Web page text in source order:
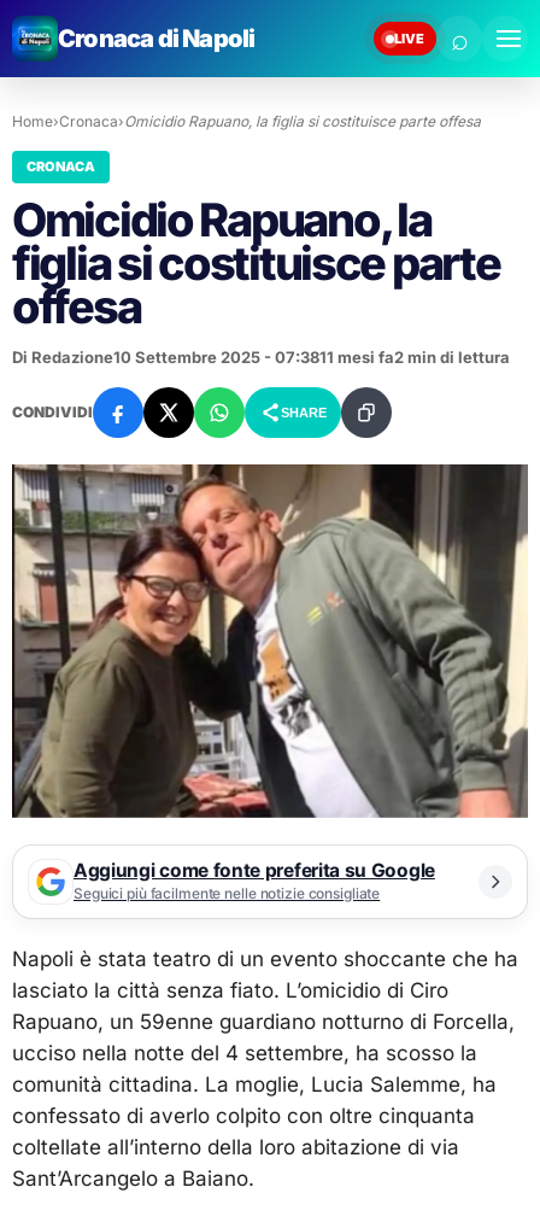
Cronaca di Napoli LIVE ⌕
Home›Cronaca›Omicidio Rapuano, la figlia si costituisce parte offesa
CRONACA
Omicidio Rapuano, la
figlia si costituisce parte
offesa
Di Redazione10 Settembre 2025 - 07:3811 mesi fa2 min di lettura
CONDIVIDI SHARE
Aggiungi come fonte preferita su Google
Seguici più facilmente nelle notizie consigliate
Napoli è stata teatro di un evento shoccante che ha
lasciato la città senza fiato. L’omicidio di Ciro
Rapuano, un 59enne guardiano notturno di Forcella,
ucciso nella notte del 4 settembre, ha scosso la
comunità cittadina. La moglie, Lucia Salemme, ha
confessato di averlo colpito con oltre cinquanta
coltellate all’interno della loro abitazione di via
Sant’Arcangelo a Baiano.